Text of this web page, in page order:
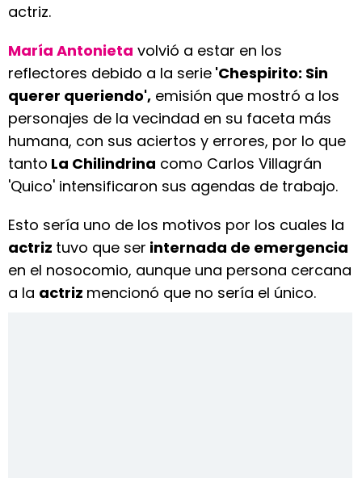
actriz.
María Antonieta volvió a estar en los
reflectores debido a la serie 'Chespirito: Sin
querer queriendo', emisión que mostró a los
personajes de la vecindad en su faceta más
humana, con sus aciertos y errores, por lo que
tanto La Chilindrina como Carlos Villagrán
'Quico' intensificaron sus agendas de trabajo.
Esto sería uno de los motivos por los cuales la
actriz tuvo que ser internada de emergencia
en el nosocomio, aunque una persona cercana
a la actriz mencionó que no sería el único.